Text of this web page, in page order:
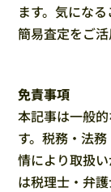
ます。気にな
簡易査定をご活
免責事項
本記事は一般
す。税務・法
情により取扱
は税理士・弁